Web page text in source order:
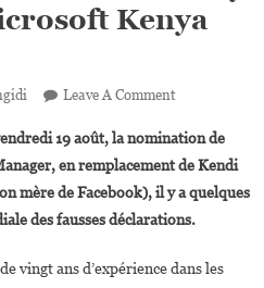
Kenya
Leave A CommentOn
Migwi
Nommée
Country
Manager
Microsoft
19 août, la nomination de
en remplacement de Kendi
mère de Facebook), il y a quelques
des fausses déclarations.
vingt ans d’expérience dans les